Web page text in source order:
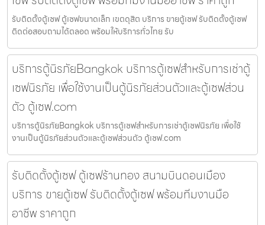
รับติดตั้งตู้เซฟ ตู้เซฟขนาดเล็ก เขตดุสิต บริการ ขายตู้เซฟ รับติดตั้งตู้เซฟ
ติดต่อสอบถามได้ตลอด พร้อมให้บริการทั่วไทย รับ
บริการตู้นิรภัยBangkok บริการตู้เซฟสำหรับการเช่าตู้
เซฟนิรภัย เพื่อใช้งานเป็นตู้นิรภัยส่วนตัวและตู้เซฟส่วน
ตัว ตู้เซฟ.com
บริการตู้นิรภัยBangkok บริการตู้เซฟสำหรับการเช่าตู้เซฟนิรภัย เพื่อใช้
งานเป็นตู้นิรภัยส่วนตัวและตู้เซฟส่วนตัว ตู้เซฟ.com
รับติดตั้งตู้เซฟ ตู้เซฟร้านทอง สนามบินดอนเมือง
บริการ ขายตู้เซฟ รับติดตั้งตู้เซฟ พร้อมทีมงานมือ
อาชีพ ราคาถูก